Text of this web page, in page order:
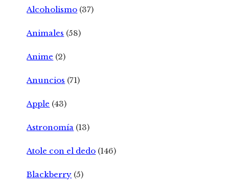
Alcoholismo (37)
Animales (58)
Anime (2)
Anuncios (71)
Apple (43)
Astronomía (13)
Atole con el dedo (146)
Blackberry (5)